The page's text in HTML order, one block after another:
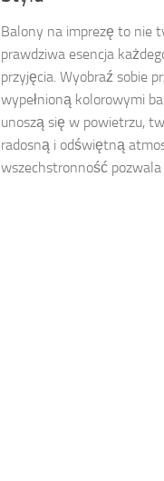
Balony na imprezę to nie
prawdziwa esencja
przyjęcia. Wyobraź sobie
wypełnioną kolorowymi
unoszą się w powietrzu,
radosną i odświętną
wszechstronność pozwala